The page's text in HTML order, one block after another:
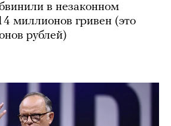
в незаконном
миллионов гривен (это
рублей)